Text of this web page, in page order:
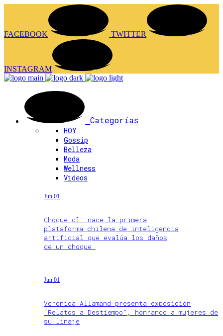
FACEBOOK TWITTER
INSTAGRAM
Categorías
HOY
Gossip
Belleza
Moda
Wellness
Videos
Jun 01
Choque.cl: nace la primera
plataforma chilena de inteligencia
artificial que evalúa los daños
de un choque
Jun 01
Verónica Allamand presenta exposición
“Relatos a Destiempo”, honrando a mujeres de
su linaje